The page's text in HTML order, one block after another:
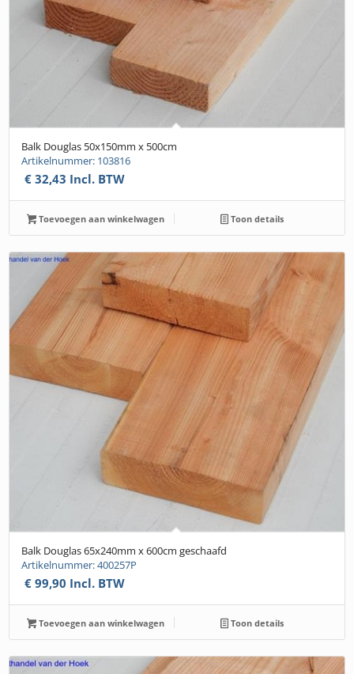
Balk Douglas 50x150mm x 500cm
Artikelnummer: 103816
€ 32,43 Incl. BTW
Toevoegen aan winkelwagen Toon details
Balk Douglas 65x240mm x 600cm geschaafd
Artikelnummer: 400257P
€ 99,90 Incl. BTW
Toevoegen aan winkelwagen Toon details